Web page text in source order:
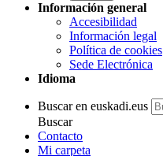
Información general
Accesibilidad
Información legal
Política de cookies
Sede Electrónica
Idioma
Buscar en euskadi.eus
Buscar
Contacto
Mi carpeta